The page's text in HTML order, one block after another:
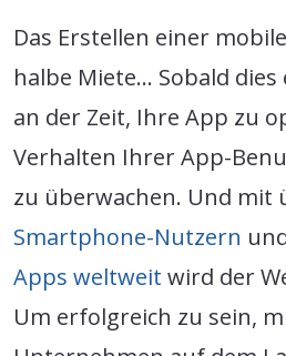
Das Erstellen einer
halbe Miete… Sobald
an der Zeit, Ihre App zu
Verhalten Ihrer App-
zu überwachen. Und mit
Smartphone-Nutzern
Apps weltweit wird der
Um erfolgreich zu sein,